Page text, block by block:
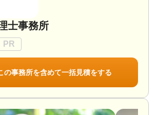
士事務所
PR
の事務所を含めて一括見積をする